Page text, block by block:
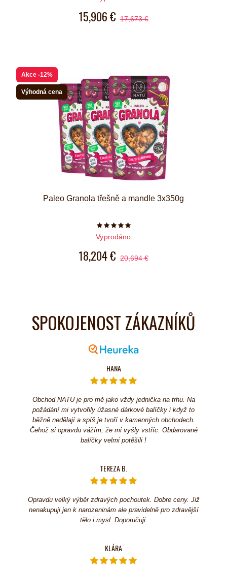
15,906 € 17,673 €
Akce -12%
Výhodná cena
Paleo Granola třešně a mandle 3x350g
Počet hvězdiček je 5 z 5
Vyprodáno
18,204 € 20,694 €
SPOKOJENOST ZÁKAZNÍKŮ
HANA
Obchod NATU je pro mě jako vždy jednička na trhu. Na
požádání mi vytvořily úžasné dárkové balíčky i když to
běžně nedělají a spíš je tvoří v kamenných obchodech.
Čehož si opravdu vážím, že mi vyšly vstříc. Obdarované
balíčky velmi potěšili !
TEREZA B.
Opravdu velký výběr zdravých pochoutek. Dobre ceny. Již
nenakupuji jen k narozeninám ale pravidelně pro zdravější
tělo i mysl. Doporučuji.
KLÁRA